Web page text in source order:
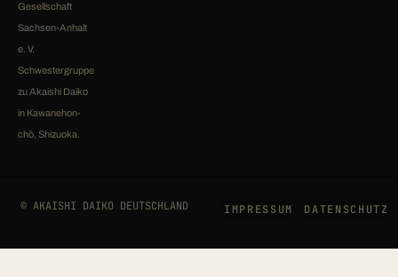
Gesellschaft
Sachsen-Anhalt
e. V.
Schwestergruppe
zu Akaishi Daiko
in Kawanehon-
chō, Shizuoka.
© AKAISHI DAIKO DEUTSCHLAND DATENSCHUTZ
IMPRESSUM